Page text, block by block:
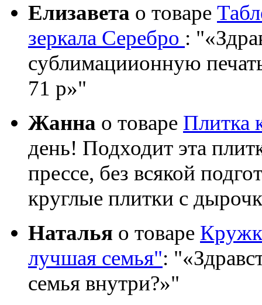
Елизавета о товаре
зеркала Серебро :
сублимациионную
71 р»
Жанна о товаре Плитка
день! Подходит эта
прессе, без всякой
круглые плитки с
Наталья о товаре
лучшая семья":
семья внутри?»